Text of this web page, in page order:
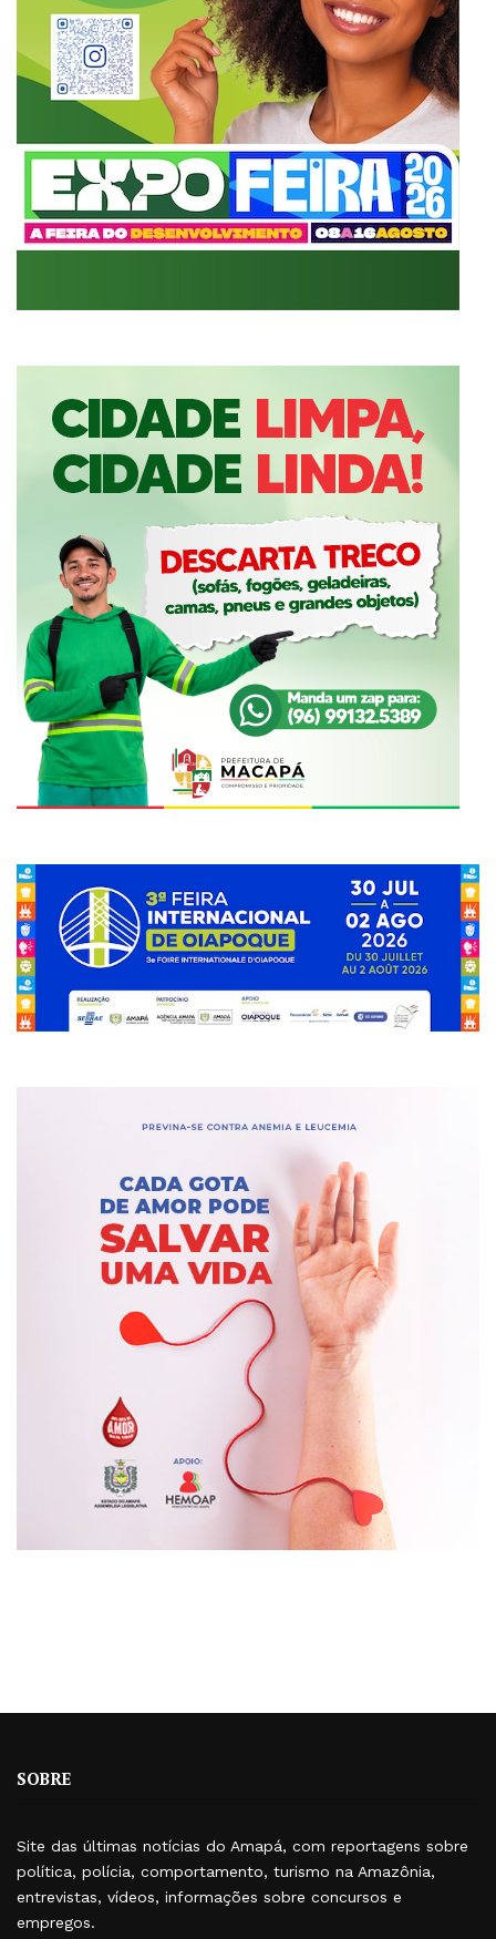
SOBRE
Site das últimas notícias do Amapá, com reportagens sobre
política, polícia, comportamento, turismo na Amazônia,
entrevistas, vídeos, informações sobre concursos e
empregos.